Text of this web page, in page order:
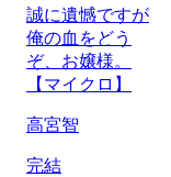
誠に遺憾ですが
俺の血をどう
ぞ、お嬢様。
【マイクロ】
高宮智
完結